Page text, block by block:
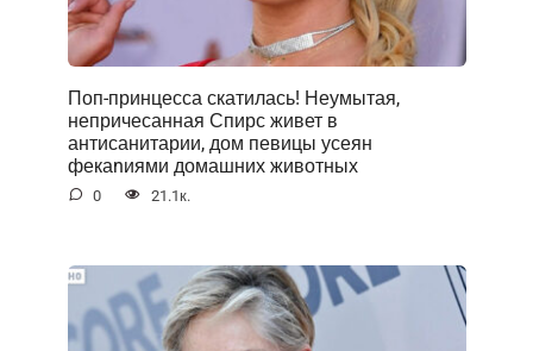
Поп-принцесса скатилась! Неумытая,
непричесанная Спирс живет в
антисанитарии, дом певицы усеян
фекаnиями домашних животных
0 21.1к.